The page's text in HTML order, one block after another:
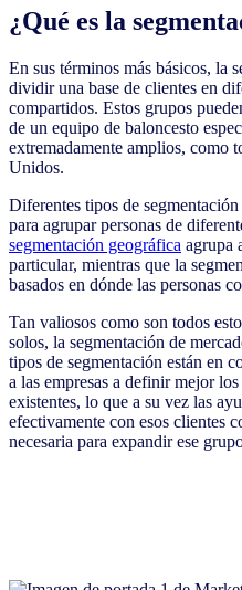
¿Qué es la
En sus términos más básicos, la
dividir una base de clientes en
compartidos. Estos grupos
de un equipo de baloncesto
extremadamente amplios, como
Unidos.
Diferentes tipos de
para agrupar personas de
segmentación geográfica agrupa
particular, mientras que la
basados en dónde las personas
Tan valiosos como son todos
solos, la segmentación de
tipos de segmentación están en
a las empresas a definir mejor
existentes, lo que a su vez las
efectivamente con esos clientes
necesaria para expandir ese